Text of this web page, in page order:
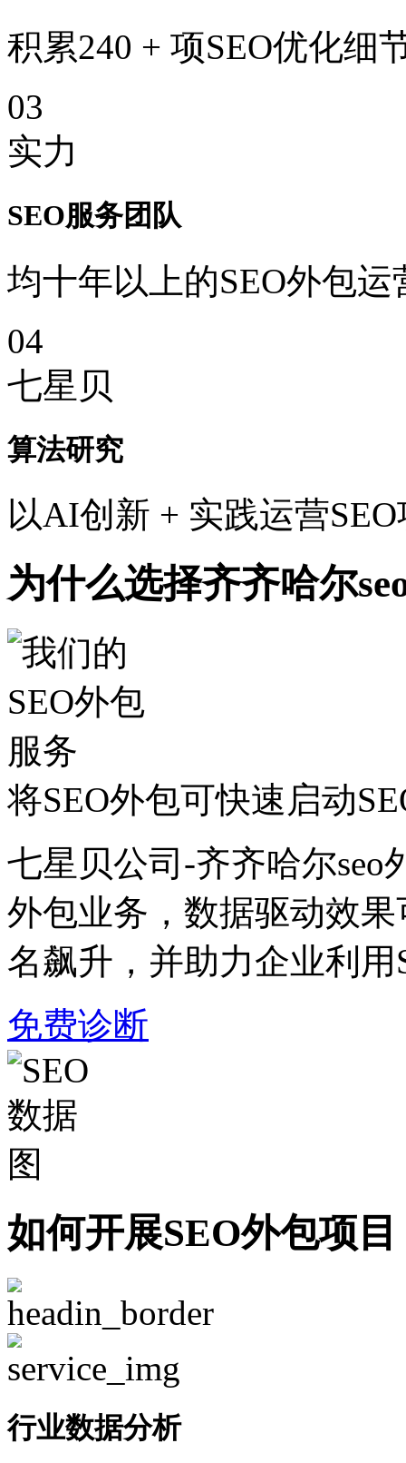
积累240 + 项SEO优化细
03
实力
SEO服务团队
均十年以上的SEO外包运
04
七星贝
算法研究
以AI创新 + 实践运营
为什么选择齐齐哈尔
将SEO外包可快速启动
七星贝公司-齐齐哈尔seo
外包业务，数据驱动效
名飙升，并助力企业利
免费诊断
如何开展SEO外包项目
行业数据分析